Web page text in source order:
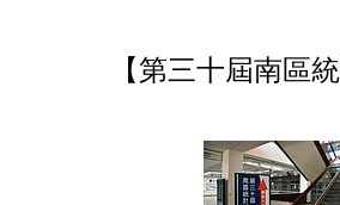
【第三十屆南區